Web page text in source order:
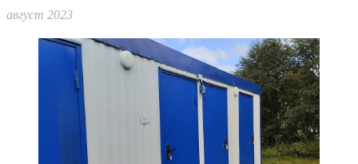
август 2023